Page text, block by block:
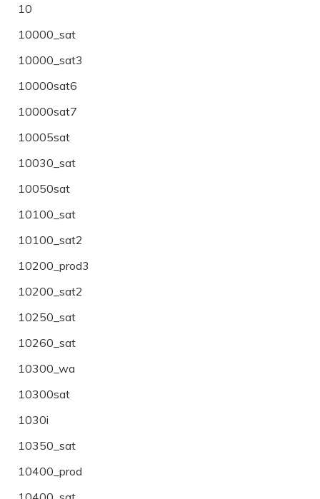
10
10000_sat
10000_sat3
10000sat6
10000sat7
10005sat
10030_sat
10050sat
10100_sat
10100_sat2
10200_prod3
10200_sat2
10250_sat
10260_sat
10300_wa
10300sat
1030i
10350_sat
10400_prod